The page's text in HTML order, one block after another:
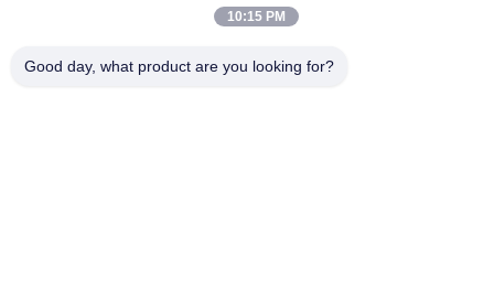
10:15 PM
Good day, what product are you looking for?